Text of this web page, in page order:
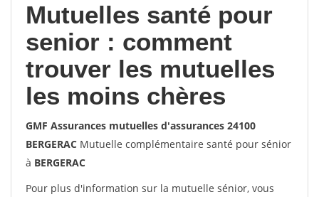
Mutuelles santé pour
senior : comment
trouver les mutuelles
les moins chères
GMF Assurances mutuelles d'assurances 24100
BERGERAC Mutuelle complémentaire santé pour sénior
à BERGERAC
Pour plus d'information sur la mutuelle sénior, vous